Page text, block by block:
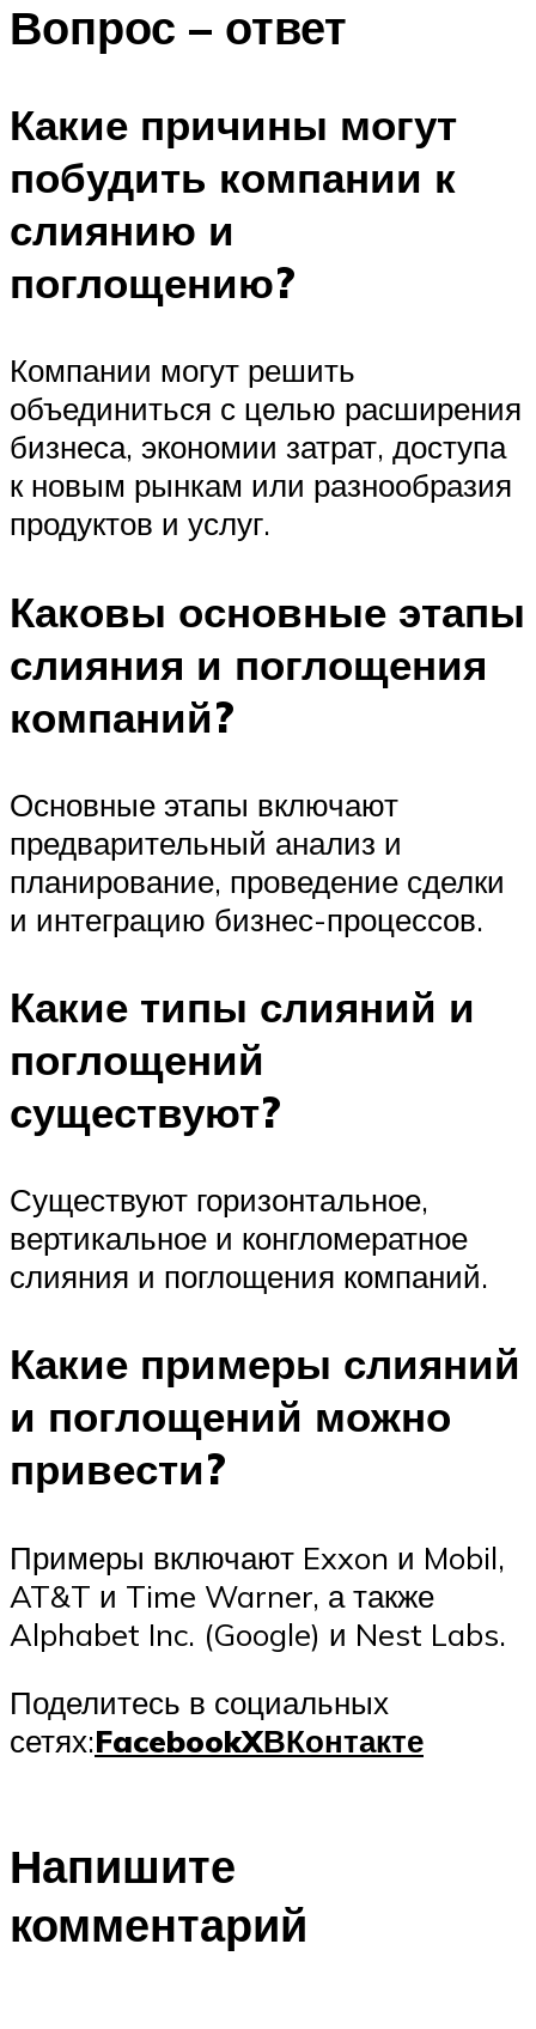
Вопрос – ответ
Какие причины могут
побудить компании к
слиянию и
поглощению?
Компании могут решить
объединиться с целью расширения
бизнеса, экономии затрат, доступа
к новым рынкам или разнообразия
продуктов и услуг.
Каковы основные этапы
слияния и поглощения
компаний?
Основные этапы включают
предварительный анализ и
планирование, проведение сделки
и интеграцию бизнес-процессов.
Какие типы слияний и
поглощений
существуют?
Существуют горизонтальное,
вертикальное и конгломератное
слияния и поглощения компаний.
Какие примеры слияний
и поглощений можно
привести?
Примеры включают Exxon и Mobil,
AT&T и Time Warner, а также
Alphabet Inc. (Google) и Nest Labs.
Поделитесь в социальных
сетях:FacebookXВКонтакте
Напишите
комментарий